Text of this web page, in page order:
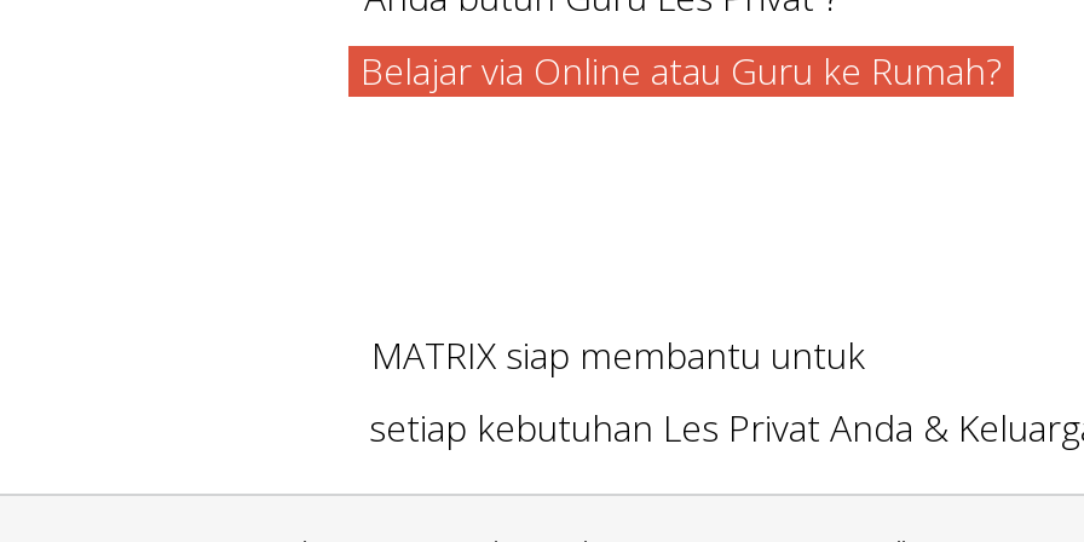
Belajar via Online atau Guru ke Rumah?
MATRIX siap membantu untuk
setiap kebutuhan Les Privat Anda &